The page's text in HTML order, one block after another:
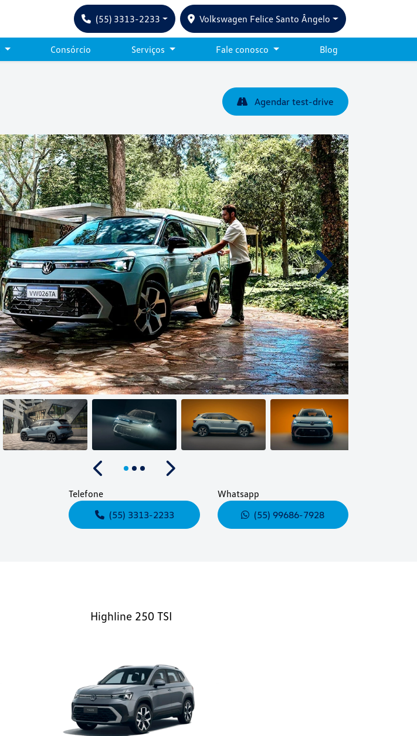
(55) 3313-2233 Volkswagen Felice Santo Ângelo
Consórcio Serviços Fale conosco Blog
Agendar test-drive
Próximo
Anterior
Próximo
Telefone
(55) 3313-2233
Whatsapp
(55) 99686-7928
Highline 250 TSI